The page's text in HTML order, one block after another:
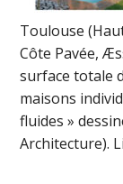
Toulouse
Côte Pavée,
surface totale
maisons
fluides »
Architecture).